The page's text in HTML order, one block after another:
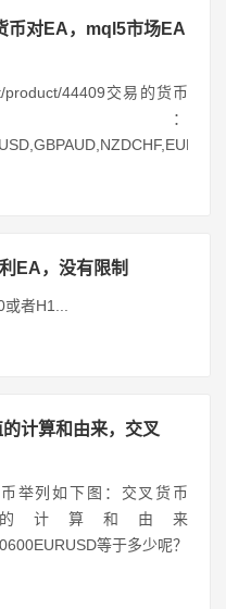
币对EA，mql5市场EA
product/44409交易的货币
EA，没有限制
者H1...
计算和由来，交叉
举列如下图：交叉货币
的计算和由来
等于多少呢？